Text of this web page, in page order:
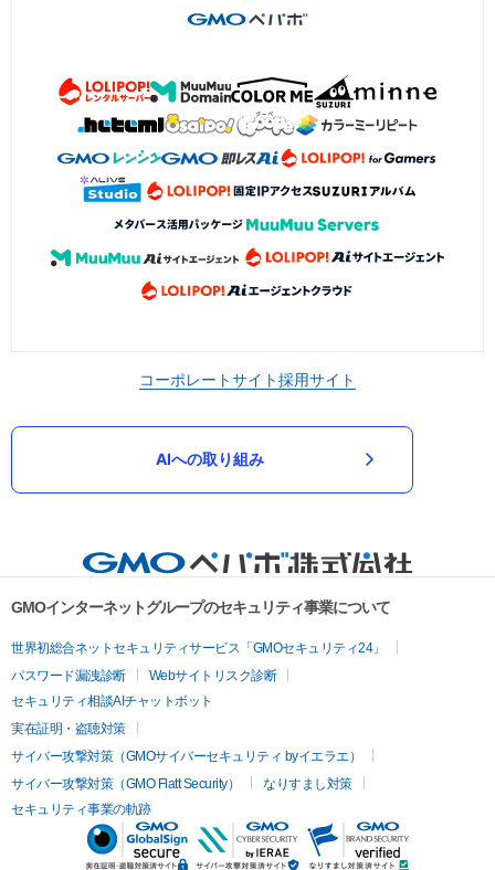
コーポレートサイト採用サイト
AIへの取り組み
GMOインターネットグループのセキュリティ事業について
世界初総合ネットセキュリティサービス「GMOセキュリティ24」
パスワード漏洩診断
Webサイトリスク診断
セキュリティ相談AIチャットボット
実在証明・盗聴対策
サイバー攻撃対策（GMOサイバーセキュリティ byイエラエ）
サイバー攻撃対策（GMO Flatt Security）
なりすまし対策
セキュリティ事業の軌跡